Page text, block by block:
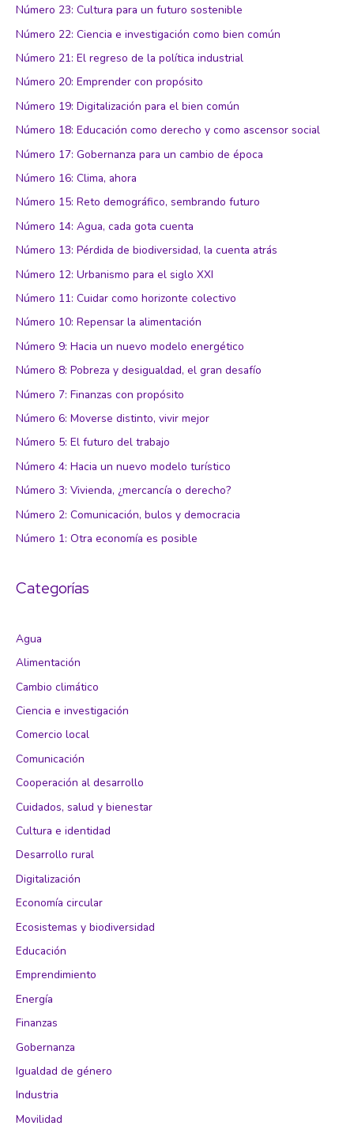
Número 23: Cultura para un futuro sostenible
Número 22: Ciencia e investigación como bien común
Número 21: El regreso de la política industrial
Número 20: Emprender con propósito
Número 19: Digitalización para el bien común
Número 18: Educación como derecho y como ascensor social
Número 17: Gobernanza para un cambio de época
Número 16: Clima, ahora
Número 15: Reto demográfico, sembrando futuro
Número 14: Agua, cada gota cuenta
Número 13: Pérdida de biodiversidad, la cuenta atrás
Número 12: Urbanismo para el siglo XXI
Número 11: Cuidar como horizonte colectivo
Número 10: Repensar la alimentación
Número 9: Hacia un nuevo modelo energético
Número 8: Pobreza y desigualdad, el gran desafío
Número 7: Finanzas con propósito
Número 6: Moverse distinto, vivir mejor
Número 5: El futuro del trabajo
Número 4: Hacia un nuevo modelo turístico
Número 3: Vivienda, ¿mercancía o derecho?
Número 2: Comunicación, bulos y democracia
Número 1: Otra economía es posible
Categorías
Agua
Alimentación
Cambio climático
Ciencia e investigación
Comercio local
Comunicación
Cooperación al desarrollo
Cuidados, salud y bienestar
Cultura e identidad
Desarrollo rural
Digitalización
Economía circular
Ecosistemas y biodiversidad
Educación
Emprendimiento
Energía
Finanzas
Gobernanza
Igualdad de género
Industria
Movilidad